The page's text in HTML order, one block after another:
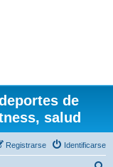
de
salud
Identificarse
Registrarse